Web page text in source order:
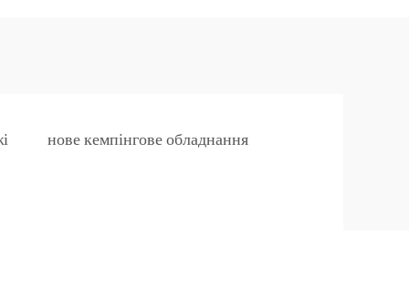
нове кемпінгове обладнання